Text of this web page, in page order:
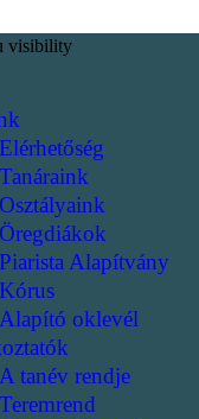
visibility
Elérhetőség
Tanáraink
Osztályaink
Öregdiákok
Piarista Alapítvány
Kórus
Alapító oklevél
A tanév rendje
Teremrend